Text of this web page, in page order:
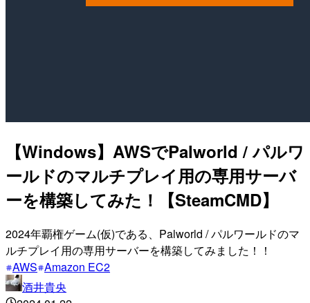
【Windows】AWSでPalworld / パルワ
ールドのマルチプレイ用の専用サーバ
ーを構築してみた！【SteamCMD】
2024年覇権ゲーム(仮)である、Palworld / パルワールドのマ
ルチプレイ用の専用サーバーを構築してみました！！
AWS Amazon EC2
酒井貴央